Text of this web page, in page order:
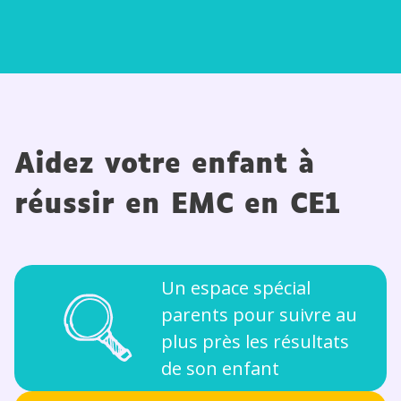
Aidez votre enfant à
réussir en EMC en CE1
Un espace spécial
parents pour suivre au
plus près les résultats
de son enfant